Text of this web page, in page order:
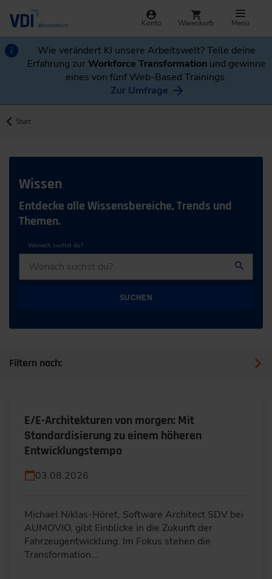
Konto Warenkorb Menü
Wie verändert KI unsere Arbeitswelt? Teile deine
Erfahrung zurWorkforce Transformation und gewinne
eines von fünf Web-Based Trainings.
Zur Umfrage
Start
Wissen
Entdecke alle Wissensbereiche, Trends und
Themen.
Wonach suchst du?
SUCHEN
Filtern nach:
E/E-Architekturen von morgen: Mit
Standardisierung zu einem höheren
Entwicklungstempo
03.08.2026
Michael Niklas-Höret, Software Architect SDV bei
AUMOVIO, gibt Einblicke in die Zukunft der
Fahrzeugentwicklung. Im Fokus stehen die
Transformation…